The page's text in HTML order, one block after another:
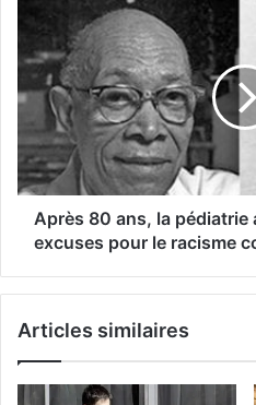
Après 80 ans, la pédiatrie
excuses pour le racisme
Articles similaires